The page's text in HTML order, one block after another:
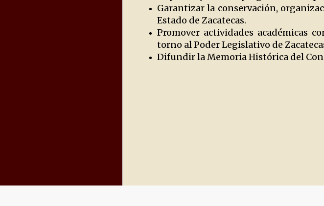
Garantizar la conservación,
Estado de Zacatecas.
Promover actividades académicas
torno al Poder Legislativo de
Difundir la Memoria Histórica del